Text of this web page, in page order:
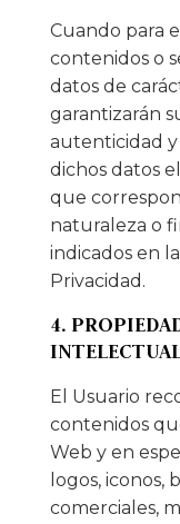
Cuando para
contenidos o
datos de
garantizarán
autenticidad y
dichos datos
que
naturaleza o
indicados en
Privacidad.
4.
El Usuario
contenidos
Web y en
logos, iconos,
comerciales,